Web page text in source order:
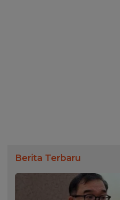
Berita Terbaru